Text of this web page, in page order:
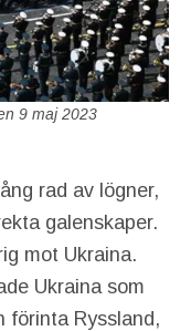
9 maj 2023
rad av lögner,
galenskaper.
mot Ukraina.
Ukraina som
förinta Ryssland,